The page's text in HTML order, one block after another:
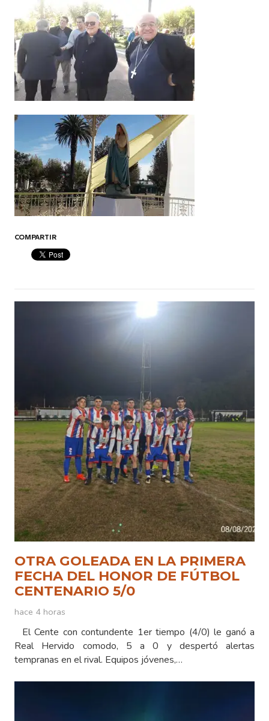
COMPARTIR
OTRA GOLEADA EN LA PRIMERA
FECHA DEL HONOR DE FÚTBOL
CENTENARIO 5/0
hace 4 horas
El Cente con contundente 1er tiempo (4/0) le ganó a
Real Hervido comodo, 5 a 0 y despertó alertas
tempranas en el rival. Equipos jóvenes,…